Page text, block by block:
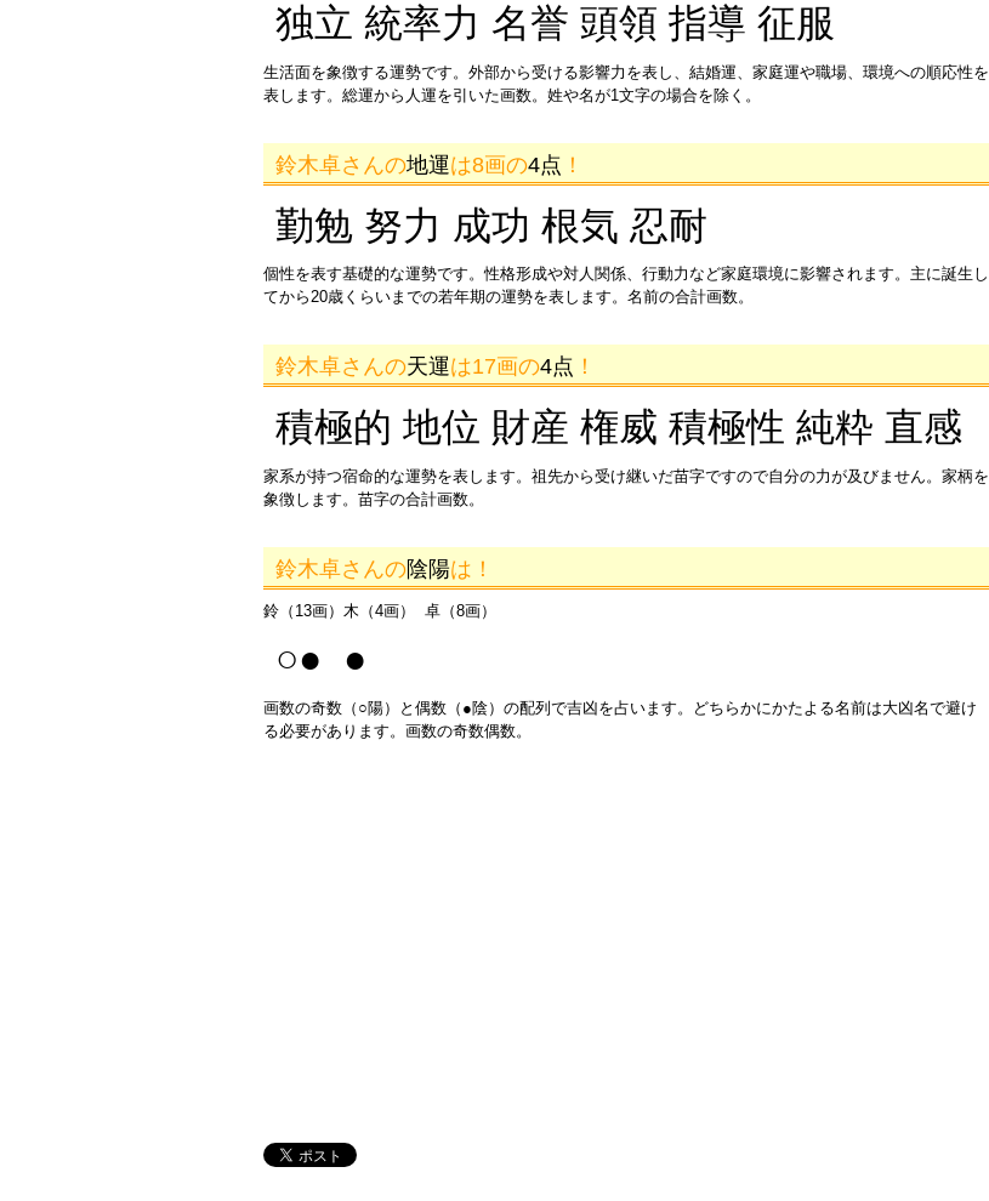
独立 統率力 名誉 頭領 指導 征服
生活面を象徴する運勢です。外部から受ける影響力を表し、結婚運、家庭運や職場、環境への順応性を
表します。総運から人運を引いた画数。姓や名が1文字の場合を除く。
鈴木卓さんの地運は8画の4点 ！
勤勉 努力 成功 根気 忍耐
個性を表す基礎的な運勢です。性格形成や対人関係、行動力など家庭環境に影響されます。主に誕生し
てから20歳くらいまでの若年期の運勢を表します。名前の合計画数。
鈴木卓さんの天運は17画の4点 ！
積極的 地位 財産 権威 積極性 純粋 直感
家系が持つ宿命的な運勢を表します。祖先から受け継いだ苗字ですので自分の力が及びません。家柄を
象徴します。苗字の合計画数。
鈴木卓さんの陰陽は！
鈴（13画）木（4画） 卓（8画）
○● ●
画数の奇数（○陽）と偶数（●陰）の配列で吉凶を占います。どちらかにかたよる名前は大凶名で避け
る必要があります。画数の奇数偶数。